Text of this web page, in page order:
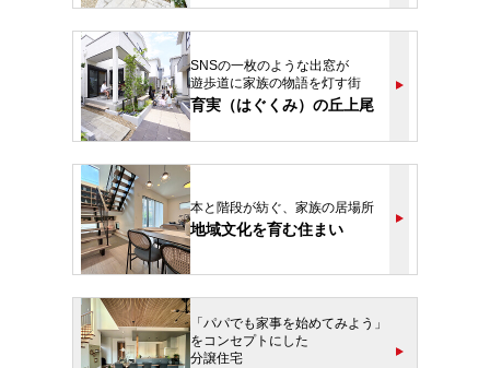
SNSの一枚のような出窓が
遊歩道に家族の物語を灯す街
育実（はぐくみ）の丘上尾
本と階段が紡ぐ、家族の居場所
地域文化を育む住まい
「パパでも家事を始めてみよう」
をコンセプトにした
分譲住宅